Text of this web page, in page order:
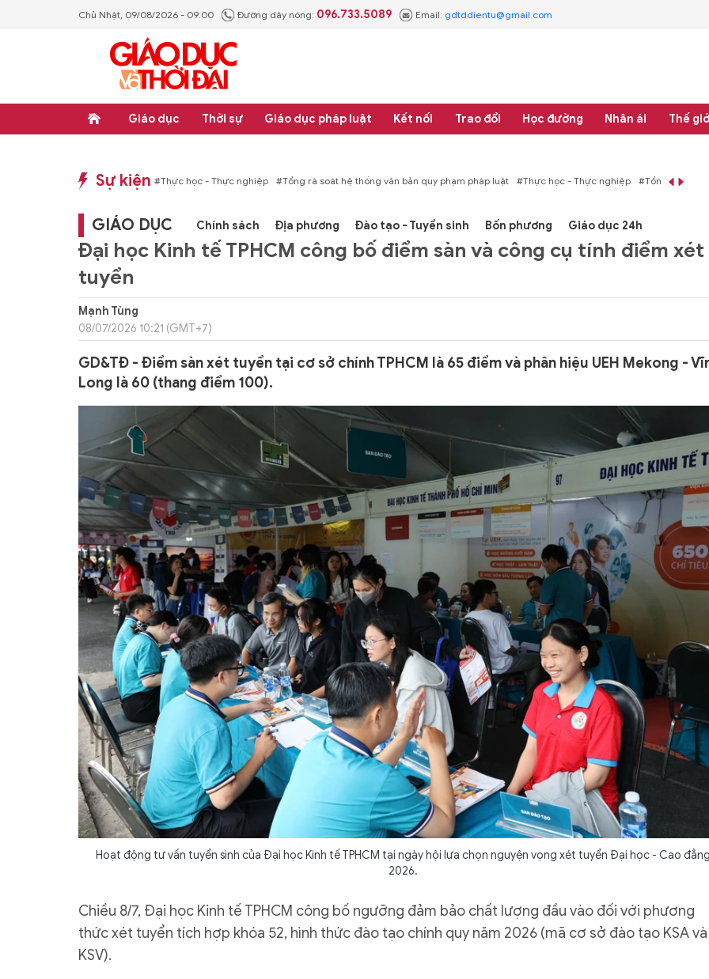
Chủ Nhật, 09/08/2026 - 09:00 Đường dây nóng: 096.733.5089 Email: gdtddientu@gmail.com
Giáo dục Thời sự Giáo dục pháp luật Kết nối Trao đổi Học đường Nhân ái Thế
Sự kiện
#Thực học - Thực nghiệp #Tổng rà soát hệ thống văn bản quy phạm pháp luật #Thực học - Thực nghiệp #Tổng rà soát hệ thống văn bản quy
GIÁO DỤC Chính sách Địa phương Đào tạo - Tuyển sinh Bốn phương Giáo dục 24h
Đại học Kinh tế TPHCM công bố điểm sàn và công cụ tính điểm xét
tuyển
Mạnh Tùng
08/07/2026 10:21 (GMT+7)
GD&TĐ - Điểm sàn xét tuyển tại cơ sở chính TPHCM là 65 điểm và phân hiệu UEH Mekong -
Long là 60 (thang điểm 100).
Hoạt động tư vấn tuyển sinh của Đại học Kinh tế TPHCM tại ngày hội lựa chọn nguyện vọng xét tuyển Đại học - Cao
2026.
Chiều 8/7, Đại học Kinh tế TPHCM công bố ngưỡng đảm bảo chất lượng đầu vào đối với phương
thức xét tuyển tích hợp khóa 52, hình thức đào tạo chính quy năm 2026 (mã cơ sở đào tạo KSA và
KSV).